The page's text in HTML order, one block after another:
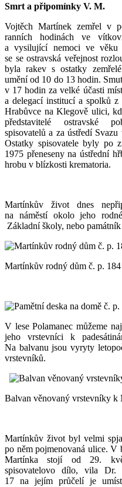
Smrt a připomínky V. M.
Vojtěch Martínek zemřel v
ranních hodinách ve
a vysilující nemoci ve věku
se se ostravská veřejnost
byla rakev s ostatky
umění od 10 do 13 hodin.
v 17 hodin za velké účasti
a delegací institucí a spolků
Hrabůvce na Klegově ulici,
představitelé ostravské
spisovatelů a za ústředí
Ostatky spisovatele byly po
1975 přeneseny na ústřední
hrobu v blízkosti krematoria.
Martínkův život dnes
na náměstí okolo jeho
Základní školy, nebo
Martínkův rodný dům č. p. 184
V lese Polamanec můžeme
jeho vrstevníci k
Na balvanu jsou vyryty
vrstevníků.
Balvan věnovaný vrstevníky k
Martínkův život byl velmi
po něm pojmenovaná ulice. V
Martínka stojí od 29.
spisovatelovo dílo, vila
17 na jejím průčelí je